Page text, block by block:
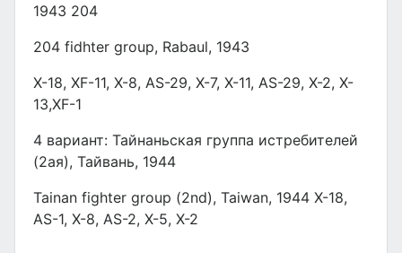
1943 204
204 fidhter group, Rabaul, 1943
X-18, XF-11, X-8, AS-29, X-7, X-11, AS-29, X-2, X-
13,XF-1
4 вариант: Тайнаньская группа истребителей
(2ая), Тайвань, 1944
Tainan fighter group (2nd), Taiwan, 1944 X-18,
AS-1, X-8, AS-2, X-5, X-2